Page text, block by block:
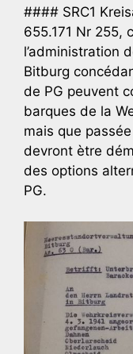
#### SRC1
655.171 Nr 255,
l’administration
Bitburg
de PG peuvent
barques de la
mais que
devront ètre
des options
PG.